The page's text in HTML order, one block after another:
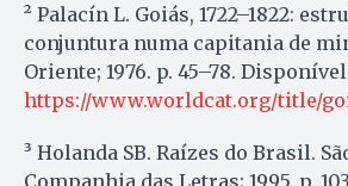
² Palacín L. Goiás, 1722–1822:
conjuntura numa capitania de
Oriente; 1976. p. 45–78.
https://www.worldcat.org/title/
³ Holanda SB. Raízes do Brasil.
Companhia das Letras; 1995. p.